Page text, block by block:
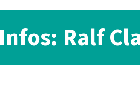
Infos: Ralf